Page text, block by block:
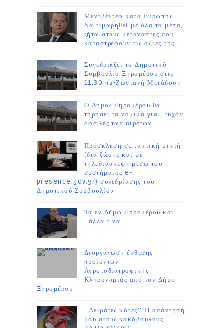
Μεντβέντεφ κατά Ευρώπης:
Να τιμωρηθεί με όλα τα μέσα,
ζήτω στους μετανάστες που
καταστρέφουν τις αξίες της
Συνεδριάζει το Δημοτικό
Συμβούλιο Ξηρομέρου στις
11.30 πμ-Ζωντανή Μετάδοση
Ο Δήμος Ξηρομέρου θα
τηρήσει τα νόμιμα για , τυχόν,
οφειλές των αιρετών
Πρόσκληση σε τακτική μικτή
(δια ζώσης και με
τηλεδιάσκεψη μέσω του
συστήματος e-
presence.gov.gr) συνεδρίασης του
Δημοτικού Συμβουλίου
Τα εν Δήμω Ξηρομέρου και
..άλλα τινα
Διοργάνωση έκθεσης
προϊόντων
Αγροτοδιατροφικής
Κληρονομιάς από τον Δήμο
Ξηρομέρου
''Λειράτες κότες''-Η απάντησή
μου στους κακόβουλους